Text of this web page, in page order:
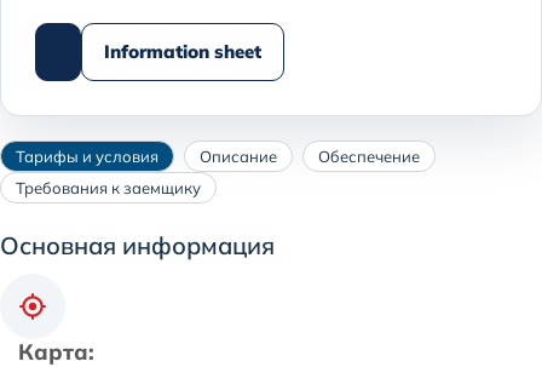
Information sheet
Тарифы и условия Описание
Обеспечение
Требования к заемщику
Основная информация
Карта: